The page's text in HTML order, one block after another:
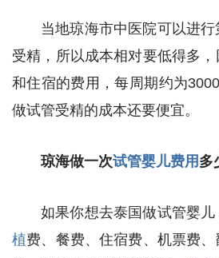
当地琼海市中医院可以进
受精，所以成本相对要低得多
和住宿的费用，每周期约为
做试管受精的成本还要便宜。
琼海做一次试管婴儿费用 多
如果你想去泰国做试管婴
植费、餐费、住宿费、机票费